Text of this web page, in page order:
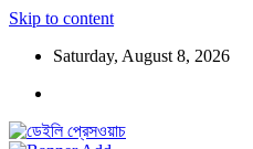
Skip to content
Saturday, August 8, 2026